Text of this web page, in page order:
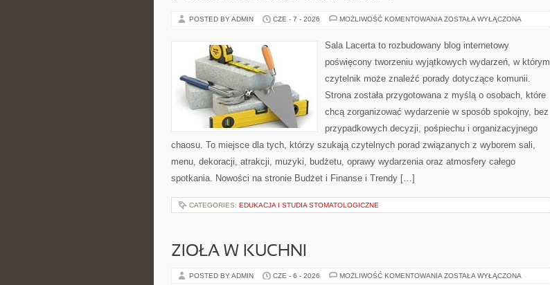
POSTED BY ADMIN CZE - 7 - 2026 MOŻLIWOŚĆ KOMENTOWANIA PORADNIK
ZOSTAŁA WYŁĄCZONA
Sala Lacerta to rozbudowany blog internetowy
poświęcony tworzeniu wyjątkowych wydarzeń, w którym
czytelnik może znaleźć porady dotyczące komunii.
Strona została przygotowana z myślą o osobach, które
chcą zorganizować wydarzenie w sposób spokojny, bez
przypadkowych decyzji, pośpiechu i organizacyjnego
chaosu. To miejsce dla tych, którzy szukają czytelnych porad związanych z wyborem sali,
menu, dekoracji, atrakcji, muzyki, budżetu, oprawy wydarzenia oraz atmosfery całego
spotkania. Nowości na stronie Budżet i Finanse i Trendy […]
CATEGORIES: EDUKACJA I STUDIA STOMATOLOGICZNE
ZIOŁA W KUCHNI
POSTED BY ADMIN CZE - 6 - 2026 MOŻLIWOŚĆ KOMENTOWANIA ZIOŁA
ZOSTAŁA WYŁĄCZONA